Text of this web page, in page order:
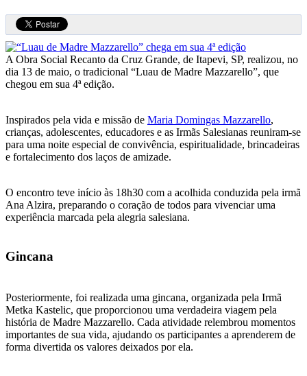
A Obra Social Recanto da Cruz Grande, de Itapevi, SP, realizou, no
dia 13 de maio, o tradicional “Luau de Madre Mazzarello”, que
chegou em sua 4ª edição.
Inspirados pela vida e missão de Maria Domingas Mazzarello,
crianças, adolescentes, educadores e as Irmãs Salesianas reuniram-se
para uma noite especial de convivência, espiritualidade, brincadeiras
e fortalecimento dos laços de amizade.
O encontro teve início às 18h30 com a acolhida conduzida pela irmã
Ana Alzira, preparando o coração de todos para vivenciar uma
experiência marcada pela alegria salesiana.
Gincana
Posteriormente, foi realizada uma gincana, organizada pela Irmã
Metka Kastelic, que proporcionou uma verdadeira viagem pela
história de Madre Mazzarello. Cada atividade relembrou momentos
importantes de sua vida, ajudando os participantes a aprenderem de
forma divertida os valores deixados por ela.